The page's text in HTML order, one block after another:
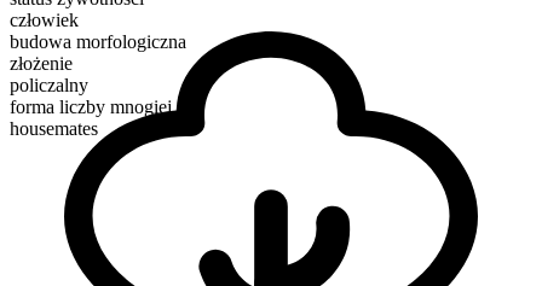
człowiek
budowa morfologiczna
złożenie
policzalny
forma liczby mnogiej
housemates